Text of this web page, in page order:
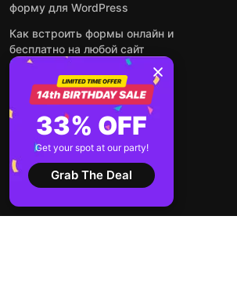
форму для WordPress
Как встроить формы онлайн и
бесплатно на любой сайт
Как встроить ленту Instagram
на сайт
Как добавить чат-бота на
основе искусственного
интеллекта на свой сайт
Посмотреть все посты
33% OFF
Get your spot at our party!
Grab The Deal